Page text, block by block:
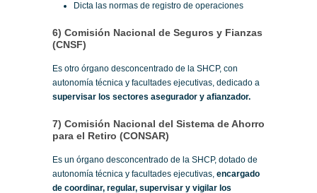
Dicta las normas de registro de operaciones
6) Comisión Nacional de Seguros y Fianzas
(CNSF)
Es otro órgano desconcentrado de la SHCP, con
autonomía técnica y facultades ejecutivas, dedicado a
supervisar los sectores asegurador y afianzador.
7) Comisión Nacional del Sistema de Ahorro
para el Retiro (CONSAR)
Es un órgano desconcentrado de la SHCP, dotado de
autonomía técnica y facultades ejecutivas, encargado
de coordinar, regular, supervisar y vigilar los